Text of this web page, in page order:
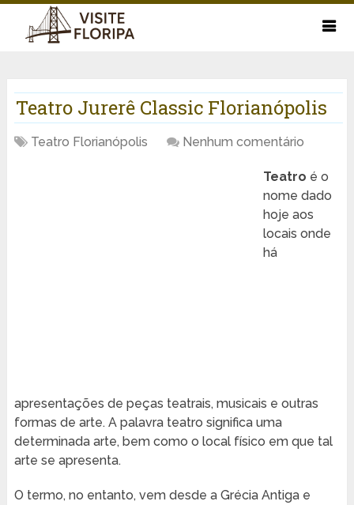
Teatro Jurerê Classic Florianópolis
Teatro Florianópolis Nenhum comentário
Teatro é o
nome dado
hoje aos
locais onde
há
apresentações de peças teatrais, musicais e outras
formas de arte. A palavra teatro significa uma
determinada arte, bem como o local físico em que tal
arte se apresenta.
O termo, no entanto, vem desde a Grécia Antiga e